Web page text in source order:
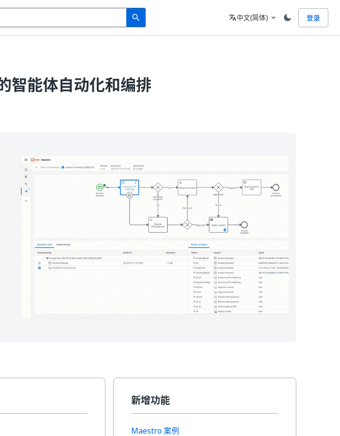
search
Search 语言
translate中文(简体) expand_more 登录
智能体自动化和编排
新增功能
Maestro 案例